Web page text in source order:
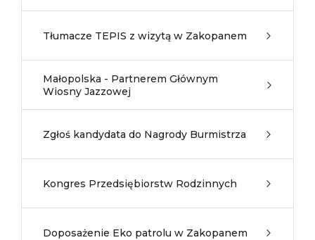
Tłumacze TEPIS z wizytą w Zakopanem
Małopolska - Partnerem Głównym
Wiosny Jazzowej
Zgłoś kandydata do Nagrody Burmistrza
Kongres Przedsiębiorstw Rodzinnych
Doposażenie Eko patrolu w Zakopanem